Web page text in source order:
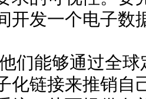
开发一个电子数
们能够通过全
化链接来推销自